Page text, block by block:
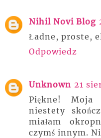
Nihil Novi Blog
Ładne, proste,
Odpowiedz
Unknown 21
Piękne! Moja
niestety
miałam
czymś innym.